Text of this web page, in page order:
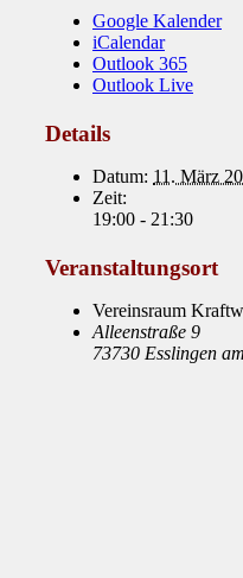
Google Kalender
iCalendar
Outlook 365
Outlook Live
Details
Datum: 11. März
Zeit:
19:00 - 21:30
Veranstaltungsort
Vereinsraum
Alleenstraße 9
73730 Esslingen